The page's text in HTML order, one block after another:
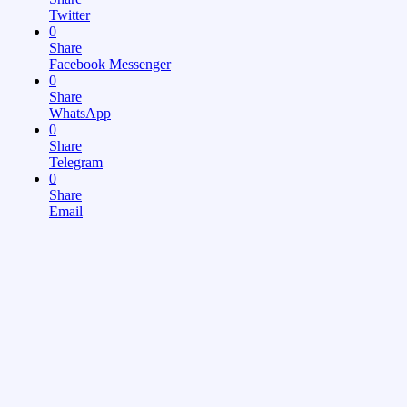
Twitter
0
Share
Facebook Messenger
0
Share
WhatsApp
0
Share
Telegram
0
Share
Email